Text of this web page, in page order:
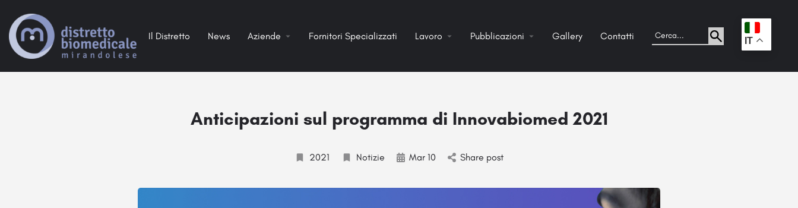
Il Distretto News Aziende Fornitori Specializzati Lavoro Pubblicazioni Gallery Contatti . IT
Anticipazioni sul programma di Innovabiomed 2021
2021 Notizie Mar 10 Share post